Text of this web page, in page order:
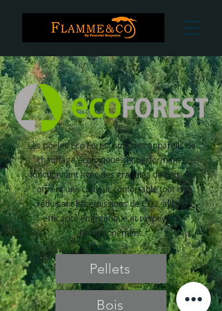
Les poêles Eco Forest sont des appareils de
chauffage écologiques et performants,
fonctionnant avec des granulés de bois. Ils
offrent une chaleur confortable tout en
réduisant les émissions de CO2, alliant
efficacité énergétique et respect de
l’environnement.
Pellets
Bois